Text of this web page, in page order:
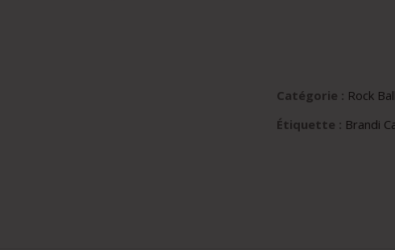
Catégorie : Rock
Étiquette : Brandi